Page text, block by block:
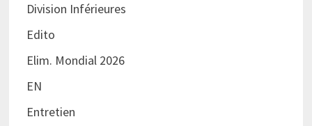
Division Inférieures
Edito
Elim. Mondial 2026
EN
Entretien